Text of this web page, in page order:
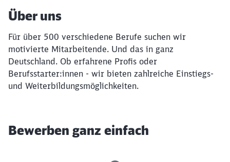
Über uns
Für über 500 verschiedene Berufe suchen wir
motivierte Mitarbeitende. Und das in ganz
Deutschland. Ob erfahrene Profis oder
Berufsstarter:innen - wir bieten zahlreiche Einstiegs-
und Weiterbildungsmöglichkeiten.
Bewerben ganz einfach